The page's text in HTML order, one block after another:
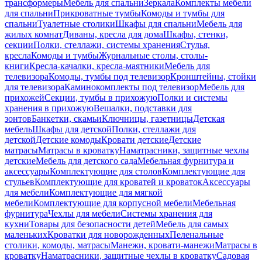
трансформерыМебель для спальниЗеркалаКомплекты мебели
для спальниПрикроватные тумбыКомоды и тумбы для
спальниТуалетные столикиШкафы для спальниМебель для
жилых комнатДиваны, кресла для домаШкафы, стенки,
секцииПолки, стеллажи, системы храненияСтулья,
креслаКомоды и тумбыЖурнальные столы, столы-
книгиКресла-качалки, кресла-маятникиМебель для
телевизораКомоды, тумбы под телевизорКронштейны, стойки
для телевизораКаминокомплекты под телевизорМебель для
прихожейСекции, тумбы в прихожуюПолки и системы
хранения в прихожуюВешалки, подставки для
зонтовБанкетки, скамьиКлючницы, газетницыДетская
мебельШкафы для детскойПолки, стеллажи для
детскойДетские комодыКровати детскиеДетские
матрасыМатрасы в кроваткуНаматрасники, защитные чехлы
детскиеМебель для детского садаМебельная фурнитура и
аксессуарыКомплектующие для столовКомплектующие для
стульевКомплектующие для кроватей и кроватокАксессуары
для мебелиКомплектующие для мягкой
мебелиКомплектующие для корпусной мебелиМебельная
фурнитураЧехлы для мебелиСистемы хранения для
кухниТовары для безопасности детейМебель для самых
маленькихКроватки для новорожденныхПеленальные
столики, комоды, матрасыМанежи, кровати-манежиМатрасы в
кроваткуНаматрасники, защитные чехлы в кроваткуСадовая